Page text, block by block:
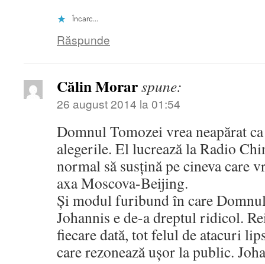
Încarc...
Răspunde
Călin Morarspune:
26 august 2014 la 01:54
Domnul Tomozei vrea neapărat
alegerile. El lucrează la Radio
normal să susțină pe cineva care
axa Moscova-Beijing.
Și modul furibund în care
Johannis e de-a dreptul ridicol.
fiecare dată, tot felul de atacuri
care rezonează ușor la public.